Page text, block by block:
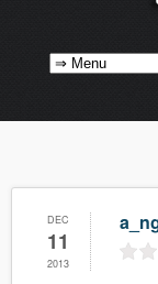
DEC
11
2013